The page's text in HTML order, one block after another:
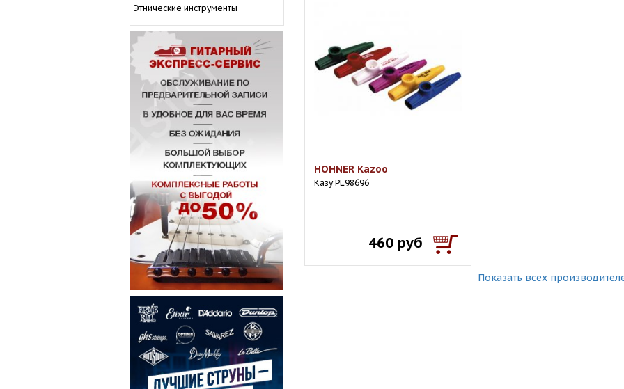
Этнические инструменты
HOHNER Kazoo
Казу PL98696
460 руб
Показать всех